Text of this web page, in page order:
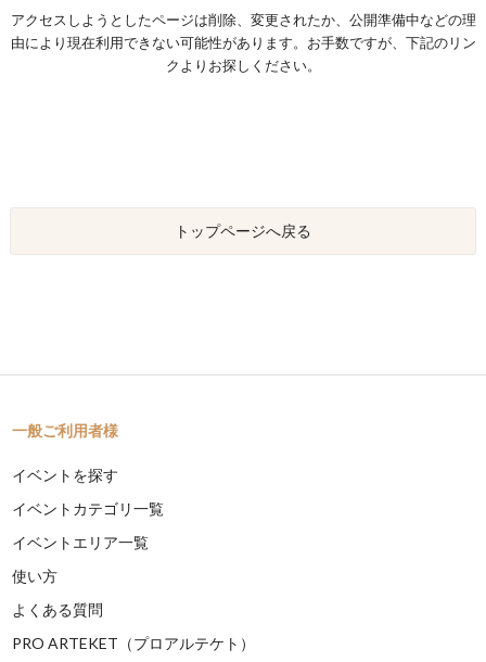
アクセスしようとしたページは削除、変更されたか、公開準備中などの理
由により現在利用できない可能性があります。お手数ですが、下記のリン
クよりお探しください。
トップページへ戻る
一般ご利用者様
イベントを探す
イベントカテゴリ一覧
イベントエリア一覧
使い方
よくある質問
PRO ARTEKET（プロアルテケト）